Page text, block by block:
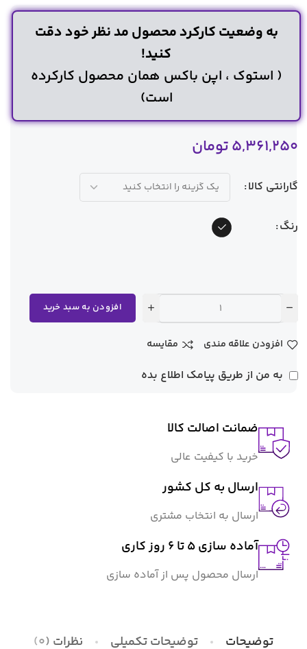
به وضعیت کارکرد محصول مد نظر خود دقت
کنید!
( استوک ، اپن باکس همان محصول کارکرده
است)
5,361,250تومان
گارانتی کالا
رنگ
افزودن به سبد خرید
افزودن علاقه مندی مقایسه
به من از طریق پیامک اطلاع بده
ضمانت اصالت کالا
خرید با کیفیت عالی
ارسال به کل کشور
ارسال به انتخاب مشتری
آماده سازی 5 تا 6 روز کاری
ارسال محصول پس از آماده سازی
توضیحات توضیحات تکمیلی نظرات (0)